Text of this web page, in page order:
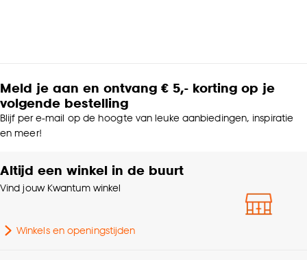
Meld je aan en ontvang € 5,- korting op je
volgende bestelling
Blijf per e-mail op de hoogte van leuke aanbiedingen, inspiratie
en meer!
Altijd een winkel in de buurt
Vind jouw Kwantum winkel
Winkels en openingstijden